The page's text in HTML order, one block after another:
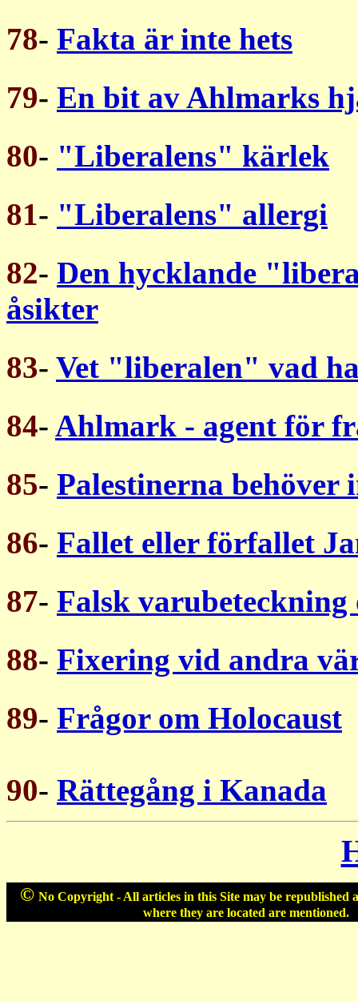
78- Fakta är inte hets
79- En bit av Ahlmarks
80- "Liberalens" kärlek
81- "Liberalens" allergi
82- Den hycklande
åsikter
83- Vet "liberalen" vad
84- Ahlmark - agent för
85- Palestinerna behöver
86- Fallet eller förfallet
87- Falsk
88- Fixering vid andra
89- Frågor om Holocaust
90- Rättegång i Kanada
© No Copyright - All articles in this Site may be republished
where they are located are mentioned.